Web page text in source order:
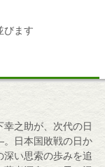
びます
之助が、次代の日
日本国敗戦の日か
い思索の歩みを追